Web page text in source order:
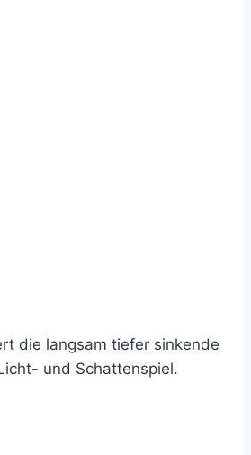
die langsam tiefer sinkende
und Schattenspiel.